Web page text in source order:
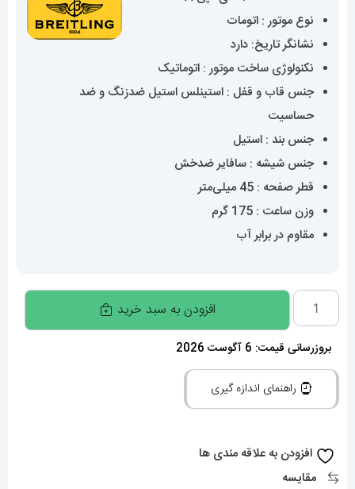
نوع موتور : اتومات
نشانگر تاریخ: دارد
نکنولوژی ساخت موتور : اتوماتیک
جنس قاب و قفل : استینلس استیل ضدزنگ و ضد
حساسیت
جنس بند : استیل
جنس شیشه : سافایر ضدخش
قطر صفحه : 45 میلی‌متر
وزن ساعت : 175 گرم
مقاوم در برابر آب
ساعت
مچی
مردانه
برایتلینگ
اتوماتیک
BREITLING
افزودن به سبد خرید
بروزرسانی قیمت: 6 آگوست 2026
راهنمای اندازه گیری
افزودن به علاقه مندی ها
مقایسه